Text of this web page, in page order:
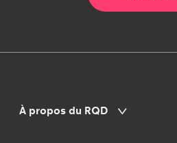
À propos du RQD